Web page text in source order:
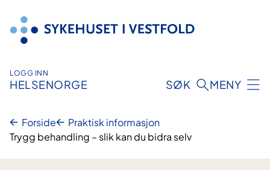
innhold
LOGG INN
HELSENORGE SØK MENY
Forside
Praktisk informasjon
Trygg behandling – slik kan du bidra selv